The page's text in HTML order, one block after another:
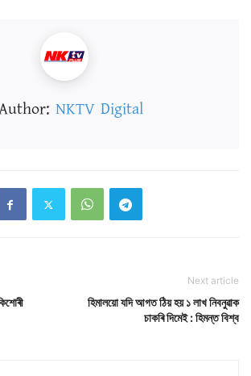
NKTV Digital
Next article
হিমালয়ো যদি আগত ঠিয় হয় ১ লাখ নিবনুৱাক
চাকৰি দিমেই : হিমন্ত বিশ্ব